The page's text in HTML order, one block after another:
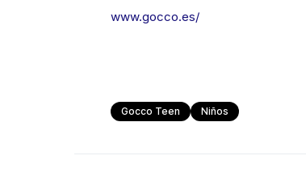
www.gocco.es/
Gocco Teen Niños